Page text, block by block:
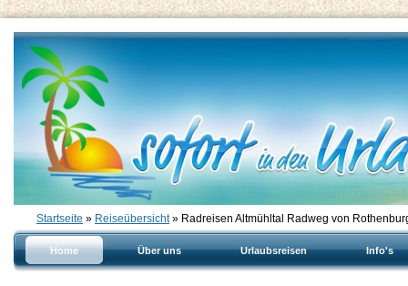
Startseite » Reiseübersicht» Radreisen Altmühltal Radweg von
Home Über uns Urlaubsreisen Info's